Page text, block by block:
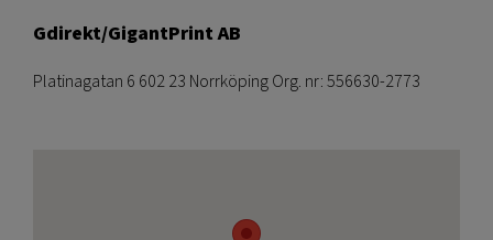
Gdirekt/GigantPrint AB
Platinagatan 6 602 23 Norrköping Org. nr: 556630-2773